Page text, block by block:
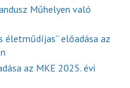
Műhelyen való
életműdíjas” előadása az
az MKE 2025. évi